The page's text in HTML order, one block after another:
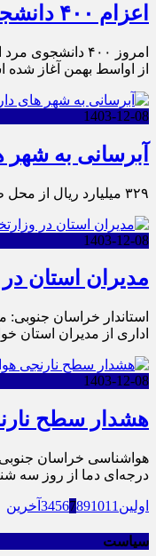
اعزام ۴۰۰ دانشجوی خراسان جنوبی به مناطق عملیاتی دفاع مقدس
از اواسط بهمن آغاز
1403-12-08
آبرسانی به
۳۲۹ میلیارد ریال از محل طرح نشان دار کردن مالیات برای هفت طرح در حوزه آبرسانی خراسان جنوبی اختصاص یافت.
1403-12-08
مدیران استان
استاندار خراسان
اداری از مدیران استان
1403-12-08
هشدار سطح
درجه‌ای دما از روز سه
اولین 34567891011 آخرین
سیاست